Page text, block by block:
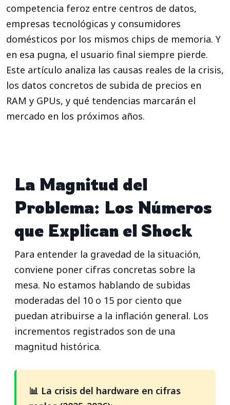
competencia feroz entre centros de datos,
empresas tecnológicas y consumidores
domésticos por los mismos chips de memoria. Y
en esa pugna, el usuario final siempre pierde.
Este artículo analiza las causas reales de la crisis,
los datos concretos de subida de precios en
RAM y GPUs, y qué tendencias marcarán el
mercado en los próximos años.
La Magnitud del
Problema: Los Números
que Explican el Shock
Para entender la gravedad de la situación,
conviene poner cifras concretas sobre la
mesa. No estamos hablando de subidas
moderadas del 10 o 15 por ciento que
puedan atribuirse a la inflación general. Los
incrementos registrados son de una
magnitud histórica.
📊 La crisis del hardware en cifras